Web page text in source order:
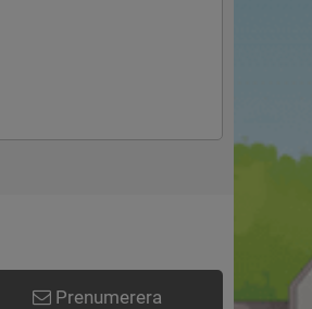
Prenumerera